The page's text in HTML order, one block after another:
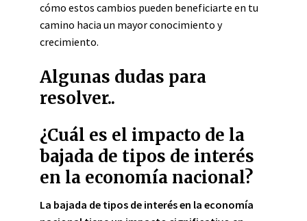
cómo estos cambios pueden beneficiarte en tu
camino hacia un mayor conocimiento y
crecimiento.
Algunas dudas para
resolver..
¿Cuál es el impacto de la
bajada de tipos de interés
en la economía nacional?
La bajada de tipos de interés en la economía